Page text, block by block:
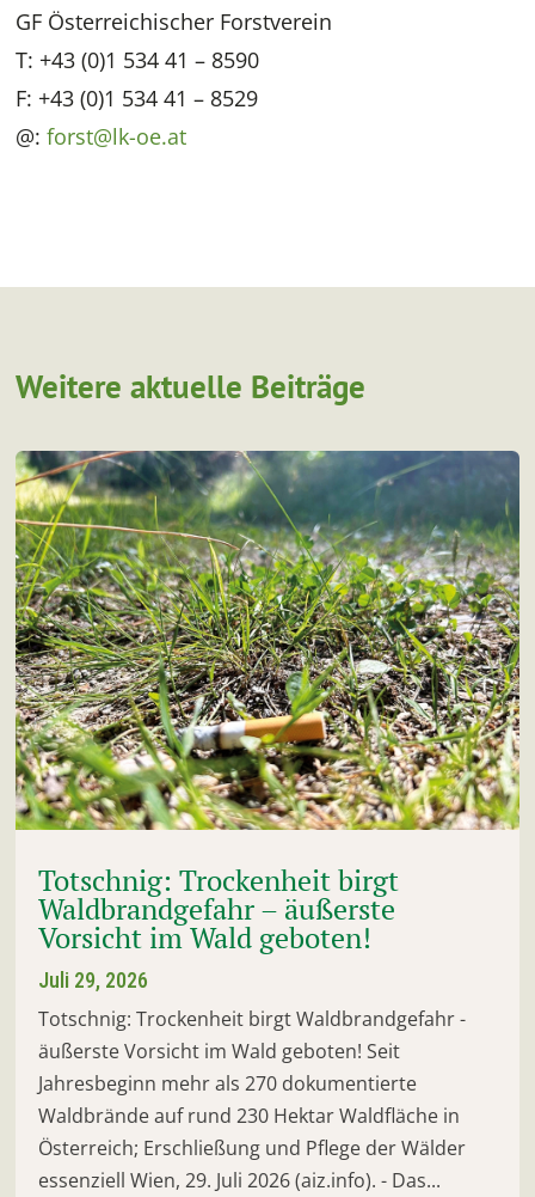
GF Österreichischer Forstverein
T: +43 (0)1 534 41 – 8590
F: +43 (0)1 534 41 – 8529
@:forst@lk-oe.at
Weitere aktuelle Beiträge
Totschnig: Trockenheit birgt
Waldbrandgefahr – äußerste
Vorsicht im Wald geboten!
Juli 29, 2026
Totschnig: Trockenheit birgt Waldbrandgefahr -
äußerste Vorsicht im Wald geboten! Seit
Jahresbeginn mehr als 270 dokumentierte
Waldbrände auf rund 230 Hektar Waldfläche in
Österreich; Erschließung und Pflege der Wälder
essenziell Wien, 29. Juli 2026 (aiz.info). - Das...